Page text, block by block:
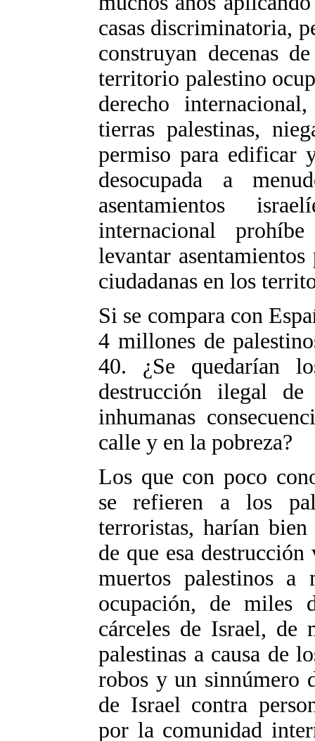
casas discriminatoria,
construyan decenas
territorio palestino
derecho
tierras palestinas,
permiso para edificar
desocupada a
asentamientos
internacional
levantar
ciudadanas en los
Si se compara con
4 millones de
40. ¿Se quedarían
destrucción ilegal
inhumanas
calle y en la pobreza?
Los que con poco
se refieren a los
terroristas, harían
de que esa
muertos palestinos
ocupación, de miles
cárceles de Israel, de
palestinas a causa de
robos y un sinnúmero
de Israel contra
por la comunidad